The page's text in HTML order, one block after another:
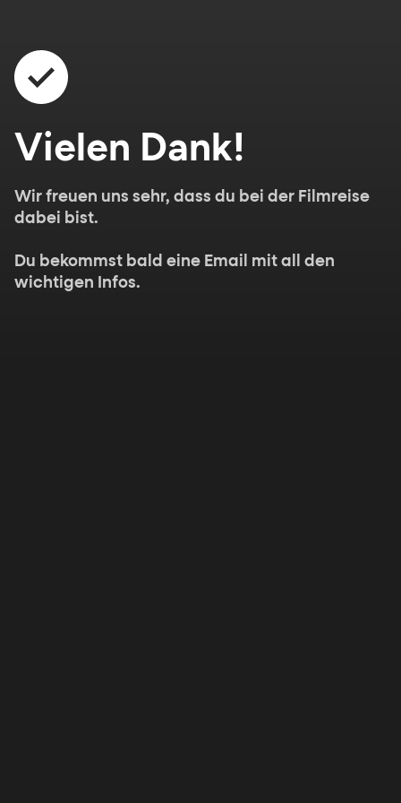
Vielen Dank!
Wir freuen uns sehr, dass du bei der Filmreise
dabei bist.
Du bekommst bald eine Email mit all den
wichtigen Infos.